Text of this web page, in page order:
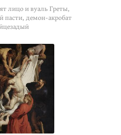
лицо и вуаль Греты,
пасти, демон-акробат